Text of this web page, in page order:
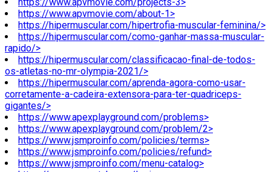
https://www.apvmovie.com/about-1>
https://hipermuscular.com/hipertrofia-muscular-feminina/>
https://hipermuscular.com/como-ganhar-massa-muscular-
rapido/>
https://hipermuscular.com/classificacao-final-de-todos-
os-atletas-no-mr-olympia-2021/>
https://hipermuscular.com/aprenda-agora-como-usar-
corretamente-a-cadeira-extensora-para-ter-quadriceps-
gigantes/>
https://www.apexplayground.com/problems>
https://www.apexplayground.com/problem/2>
https://www.jsmproinfo.com/policies/terms>
https://www.jsmproinfo.com/policies/refund>
https://www.jsmproinfo.com/menu-catalog>